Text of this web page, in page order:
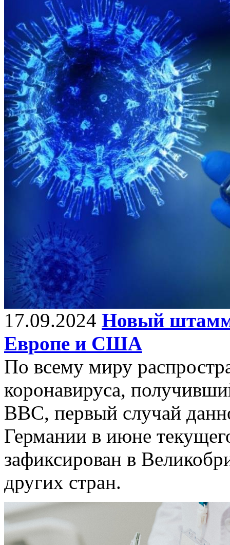
17.09.2024 Новый штамм
Европе и США
По всему миру
коронавируса,
BBC, первый случай
Германии в июне
зафиксирован в
других стран.